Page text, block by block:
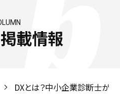
掲載情報
DXとは？中小企業診断士が